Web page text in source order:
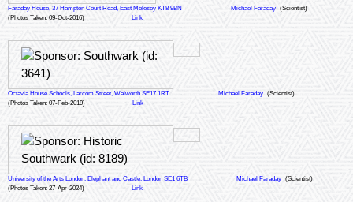
Faraday House, 37 Hampton Court Road, East Molesey KT8 9BN Michael Faraday (Scientist)
(Photos Taken: 09-Oct-2016)
Link
Octavia House Schools, Larcom Street, Walworth SE17 1RT Michael Faraday (Scientist)
(Photos Taken: 07-Feb-2019)
Link
University of the Arts London, Elephant and Castle, London SE1 6TB Michael Faraday (Scientist)
(Photos Taken: 27-Apr-2024)
Link